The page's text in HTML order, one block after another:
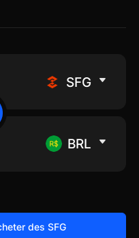
SFG
BRL
des SFG